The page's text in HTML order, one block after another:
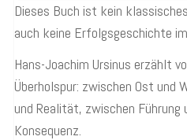
Dieses Buch ist kein
auch keine Erfolgsgeschichte
Hans-Joachim Ursinus erzählt
Überholspur: zwischen Ost und
und Realität, zwischen Führung
Konsequenz.